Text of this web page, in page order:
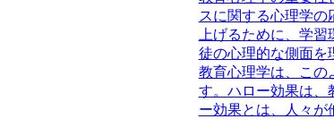
スに関する心理学の
上げるために、学習
徒の心理的な側面を
教育心理学は、この
す。ハロー効果は、
ー効果とは、人々が